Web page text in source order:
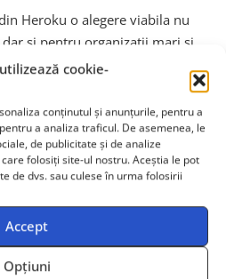
cookie-
conținutul și anunțurile, pentru a
a analiza traficul. De asemenea, le
de publicitate și de analize
folosiți site-ul nostru. Aceștia le pot
de dvs. sau culese în urma folosirii
Accept
Opțiuni
Heroku o alegere viabila nu
si pentru organizatii mari si
toate aceste
ofera o solutie end-to-
de zeci de alte aplicatii si